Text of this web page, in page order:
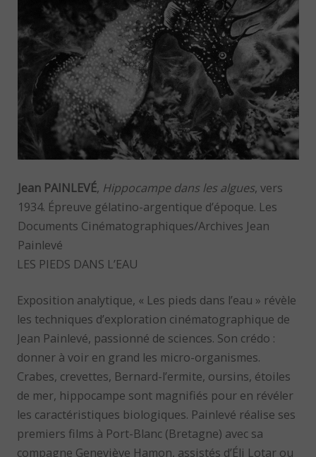
Jean PAINLEVÉ, Hippocampe dans les algues, vers
1934. Épreuve gélatino-argentique d’époque. Les
Documents Cinématographiques/Archives Jean
Painlevé
LES PIEDS DANS L’EAU
Exposition analytique, « Les pieds dans l’eau » révèle
les techniques d’exploration cinématographique de
Jean Painlevé, passionné de sciences. Son crédo :
donner à voir en grand les micro-organismes.
Crabes, crevettes, Bernard-l’ermite, oursins, étoiles
de mer, hippocampe sont magnifiés pour en révéler
les caractéristiques biologiques. Painlevé réalise ses
premiers films à Port-Blanc (Bretagne) avec sa
compagne Geneviève Hamon, assistés d’Éli Lotar ou